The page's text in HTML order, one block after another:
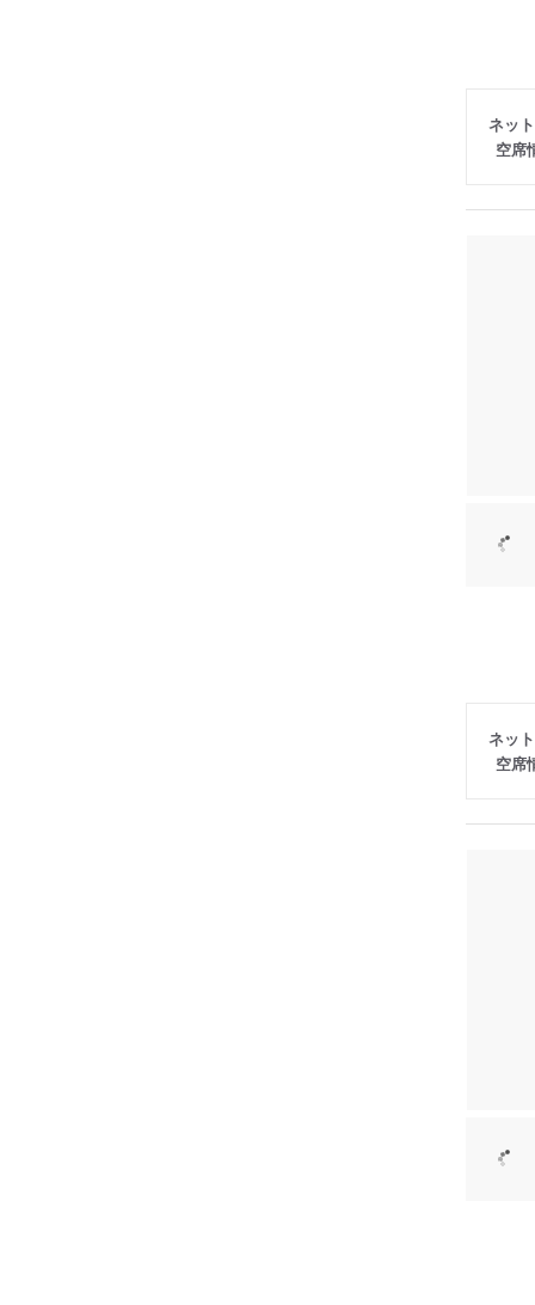
ネッ
空席
ネッ
空席